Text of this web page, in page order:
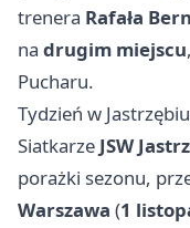
trenera Rafała
na drugim miejscu
Pucharu.
Tydzień w
Siatkarze JSW
porażki sezonu,
Warszawa (1